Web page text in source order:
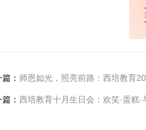
篇： 师恩如光，照亮前路：西培教育
： 西培教育十月生日会：欢笑·蛋糕